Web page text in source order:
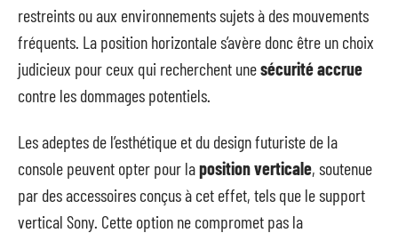
restreints ou aux environnements sujets à des mouvements
fréquents. La position horizontale s’avère donc être un choix
judicieux pour ceux qui recherchent unesécurité accrue
contre les dommages potentiels.
Les adeptes de l’esthétique et du design futuriste de la
console peuvent opter pour laposition verticale, soutenue
par des accessoires conçus à cet effet, tels que le support
vertical Sony. Cette option ne compromet pas la